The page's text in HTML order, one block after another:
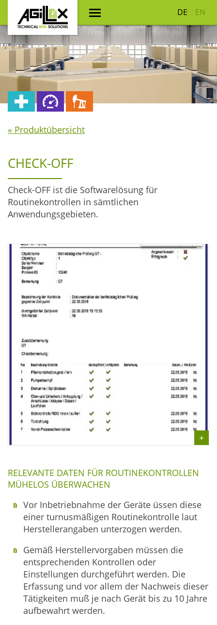
DE EN
« Produktübersicht
CHECK-OFF
Check-OFF ist die Softwarelösung für
Routinekontrollen in sämtlichen
Anwendungsgebieten.
RELEVANTE DATEN FÜR ROUTINEKONTROLLEN
MÜHELOS ÜBERWACHEN
Vor Inbetriebnahme der Geräte üssen diese
einer turnusmäßigen Routinekontrolle laut
Herstellerangaben unterzogen werden.
Gemäß Herstellervorgaben müssen die
entsprechenden Kontrollen oder
Einstellungen durchgeführt werden. Die
Erfassung und vor allem der Nachweis dieser
Tätigkeiten muß je nach Gerät bis zu 10 Jahre
aufbewahrt werden.